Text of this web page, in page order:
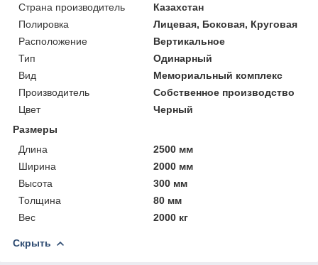
Страна производитель
Казахстан
Полировка
Лицевая, Боковая, Круговая
Расположение
Вертикальное
Тип
Одинарный
Вид
Мемориальный комплекс
Производитель
Собственное производство
Цвет
Черный
Размеры
Длина
2500 мм
Ширина
2000 мм
Высота
300 мм
Толщина
80 мм
Вес
2000 кг
Скрыть